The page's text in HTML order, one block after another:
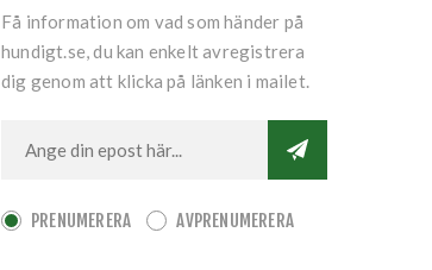
Få information om vad som händer på
hundigt.se, du kan enkelt avregistrera
dig genom att klicka på länken i mailet.
PRENUMERERA AVPRENUMERERA